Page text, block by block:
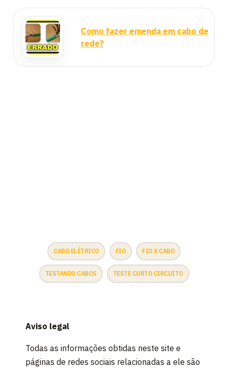
Como fazer emenda em cabo de
rede?
CABO ELÉTRICO FIO FIO X CABO
TESTANDO CABOS TESTE CURTO CIRCUITO
Aviso legal
Todas as informações obtidas neste site e
páginas de redes sociais relacionadas a ele são